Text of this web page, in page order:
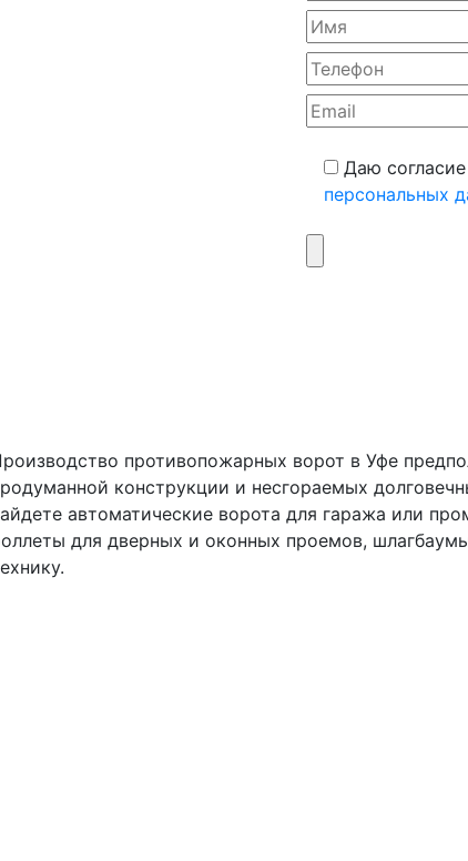
Даю
персональных
противопожарных ворот в Уфе
конструкции и несгораемых
автоматические ворота для гаража или
для дверных и оконных проемов,